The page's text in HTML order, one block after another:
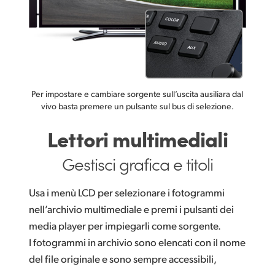
Per impostare e cambiare sorgente sull’uscita ausiliara dal
vivo basta premere un pulsante sul bus di selezione.
Lettorimultimediali
Gestisci grafica e titoli
Usa i menù LCD per selezionare i fotogrammi
nell’archivio multimediale e premi i pulsanti dei
media player per impiegarli come sorgente.
I fotogrammi in archivio sono elencati con il nome
del file originale e sono sempre accessibili,